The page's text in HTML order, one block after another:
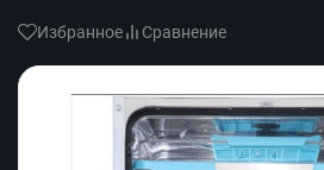
Избранное Сравнение